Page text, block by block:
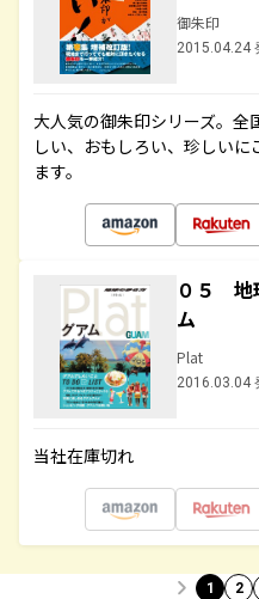
御朱印
2015.04.24
大人気の御朱印シリーズ。全
しい、おもしろい、珍しい
ます。
０５ 地
ム
Plat
2016.03.04
当社在庫切れ
1 2